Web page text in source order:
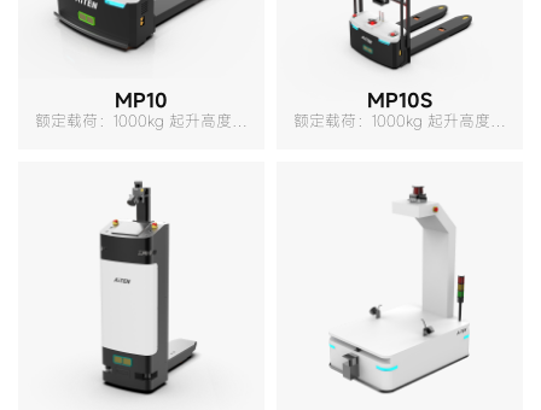
MP10
额定载荷：1000kg 起升高度：
MP10S
额定载荷：1000kg 起升高度：